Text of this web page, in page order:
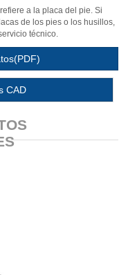
a la placa del pie. Si
de los pies o los husillos,
técnico.
CAD